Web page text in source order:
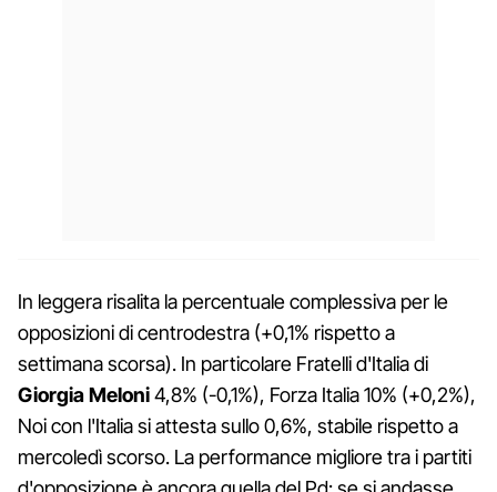
In leggera risalita la percentuale complessiva per le
opposizioni di centrodestra (+0,1% rispetto a
settimana scorsa). In particolare Fratelli d'Italia di
Giorgia Meloni4,8% (-0,1%), Forza Italia 10% (+0,2%),
Noi con l'Italia si attesta sullo 0,6%, stabile rispetto a
mercoledì scorso. La performance migliore tra i partiti